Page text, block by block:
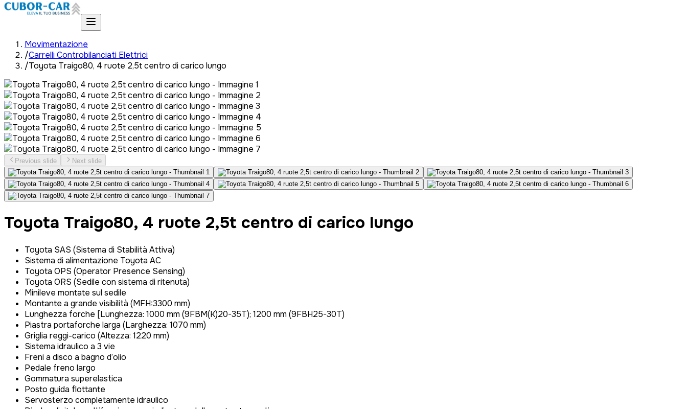
Movimentazione
/Carrelli Controbilanciati Elettrici
/Toyota Traigo80, 4 ruote 2,5t centro di carico lungo
Previous slide Next slide
Toyota Traigo80, 4 ruote 2,5t centro di carico lungo
Toyota SAS (Sistema di Stabilità Attiva)
Sistema di alimentazione Toyota AC
Toyota OPS (Operator Presence Sensing)
Toyota ORS (Sedile con sistema di ritenuta)
Minileve montate sul sedile
Montante a grande visibilità (MFH:3300 mm)
Lunghezza forche [Lunghezza: 1000 mm (9FBM(K)20-35T); 1200 mm (9FBH25-30T)
Piastra portaforche larga (Larghezza: 1070 mm)
Griglia reggi-carico (Altezza: 1220 mm)
Sistema idraulico a 3 vie
Freni a disco a bagno d’olio
Pedale freno largo
Gommatura superelastica
Posto guida flottante
Servosterzo completamente idraulico